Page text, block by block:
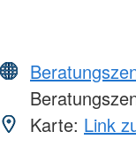
Karte: Link